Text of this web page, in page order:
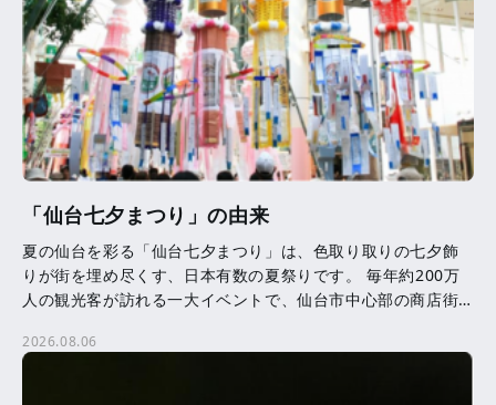
「仙台七夕まつり」の由来
夏の仙台を彩る「仙台七夕まつり」は、色取り取りの七夕飾
りが街を埋め尽くす、日本有数の夏祭りです。 毎年約200万
人の観光客が訪れる一大イベントで、仙台市中心部の商店街
2026.08.06